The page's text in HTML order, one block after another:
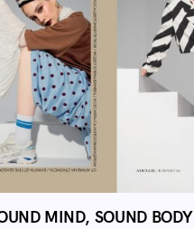
MIND, SOUND BODY